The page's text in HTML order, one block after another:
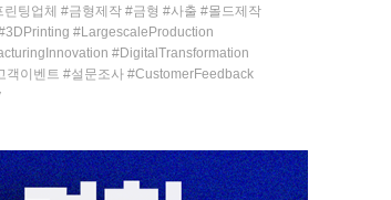
팅업체 #금형제작 #금형 #사출 #몰드제작
#LargescaleProduction
#DigitalTransformation
이벤트 #설문조사 #CustomerFeedback